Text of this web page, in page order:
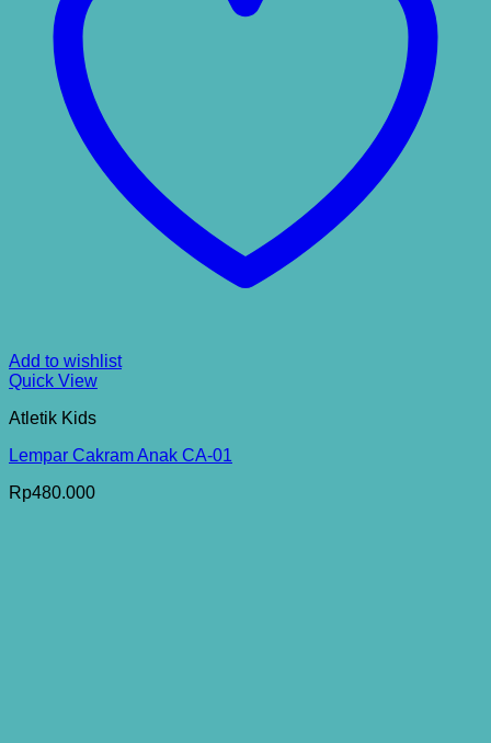
Add to wishlist
Quick View
Atletik Kids
Lempar Cakram Anak CA-01
Rp480.000